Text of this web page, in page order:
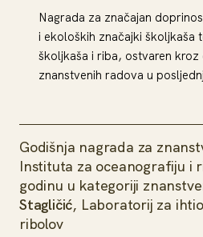
Nagrada za značajan
i ekoloških značajki školjkaša
školjkaša i riba, ostvaren kroz
znanstvenih radova u
Godišnja nagrada za
Instituta za oceanografiju i
godinu u kategoriji
Stagličić, Laboratorij za
ribolov